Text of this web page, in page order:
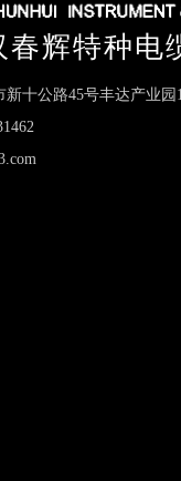
新十公路45号丰达产业园
春辉特种电